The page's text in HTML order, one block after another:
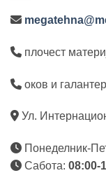
плочест
оков и
Ул.
Понеделник-
Сабота: 08:00-